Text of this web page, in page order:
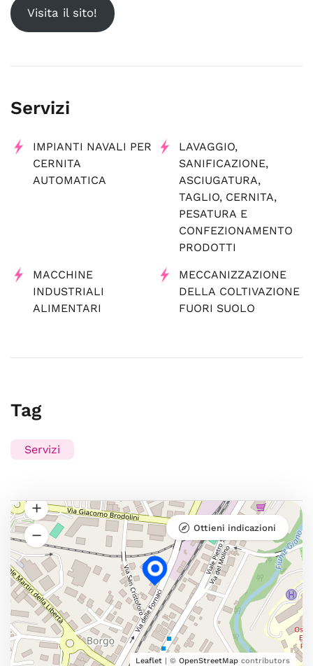
Visita il sito!
Servizi
IMPIANTI NAVALI PER
CERNITA
AUTOMATICA
LAVAGGIO,
SANIFICAZIONE,
ASCIUGATURA,
TAGLIO, CERNITA,
PESATURA E
CONFEZIONAMENTO
PRODOTTI
MACCHINE
INDUSTRIALI
ALIMENTARI
MECCANIZZAZIONE
DELLA COLTIVAZIONE
FUORI SUOLO
Tag
Servizi
Leaflet | © OpenStreetMap contributors
Ottieni indicazioni